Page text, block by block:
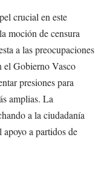
crucial en este
moción de censura
a las preocupaciones
el Gobierno Vasco
presiones para
amplias. La
a la ciudadanía
a partidos de